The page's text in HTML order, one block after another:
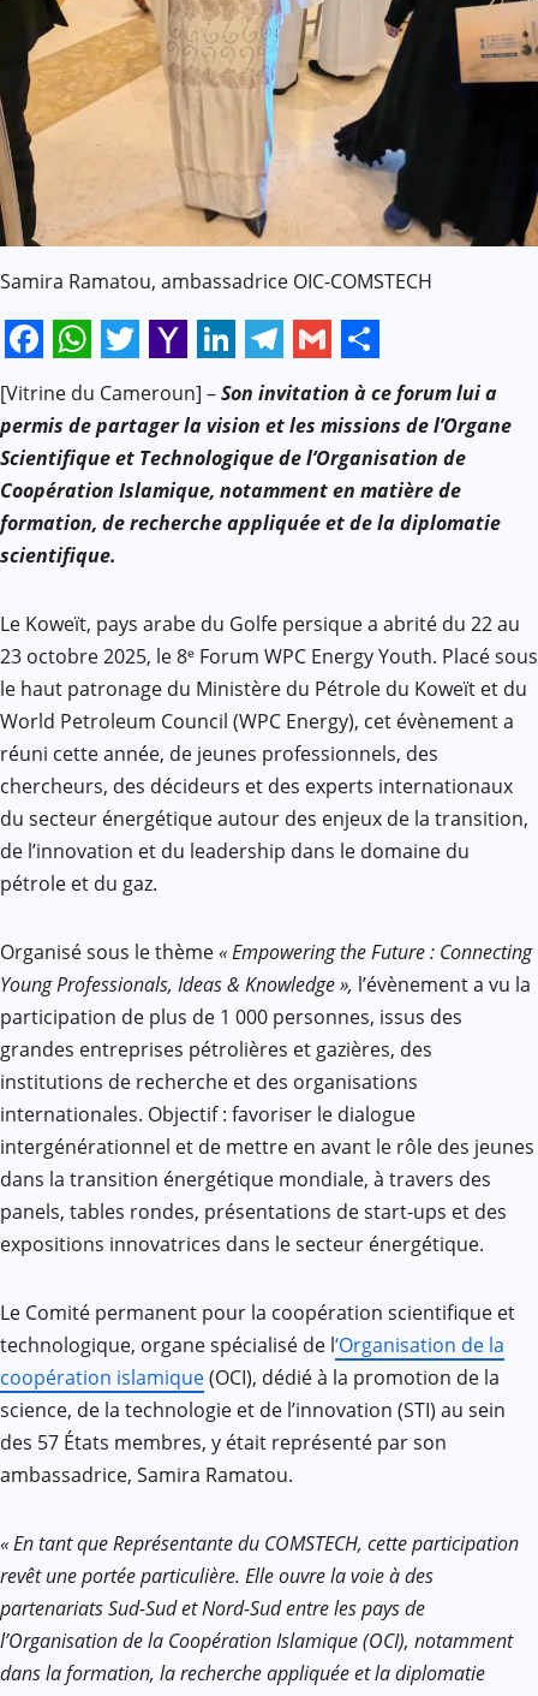
Samira Ramatou, ambassadrice OIC-COMSTECH
Facebook
WhatsApp
Twitter
Yahoo
Mail
LinkedIn
Telegram
GmailShare
[Vitrine du Cameroun] –Son invitation à ce forum lui a
permis de partager la vision et les missions de l’Organe
Scientifique et Technologique de l’Organisation de
Coopération Islamique, notamment en matière de
formation, de recherche appliquée et de la diplomatie
scientifique.
Le Koweït, pays arabe du Golfe persique a abrité du 22 au
23 octobre 2025, le 8ᵉ Forum WPC Energy Youth. Placé sous
le haut patronage du Ministère du Pétrole du Koweït et du
World Petroleum Council (WPC Energy), cet évènement a
réuni cette année, de jeunes professionnels, des
chercheurs, des décideurs et des experts internationaux
du secteur énergétique autour des enjeux de la transition,
de l’innovation et du leadership dans le domaine du
pétrole et du gaz.
Organisé sous le thème« Empowering the Future : Connecting
Young Professionals, Ideas & Knowledge », l’évènement a vu la
participation de plus de 1 000 personnes, issus des
grandes entreprises pétrolières et gazières, des
institutions de recherche et des organisations
internationales. Objectif : favoriser le dialogue
intergénérationnel et de mettre en avant le rôle des jeunes
dans la transition énergétique mondiale, à travers des
panels, tables rondes, présentations de start-ups et des
expositions innovatrices dans le secteur énergétique.
Le Comité permanent pour la coopération scientifique et
technologique, organe spécialisé de l‘Organisation de la
coopération islamique(OCI), dédié à la promotion de la
science, de la technologie et de l’innovation (STI) au sein
des 57 États membres, y était représenté par son
ambassadrice, Samira Ramatou.
« En tant que Représentante du COMSTECH, cette participation
revêt une portée particulière. Elle ouvre la voie à des
partenariats Sud-Sud et Nord-Sud entre les pays de
l’Organisation de la Coopération Islamique (OCI), notamment
dans la formation, la recherche appliquée et la diplomatie